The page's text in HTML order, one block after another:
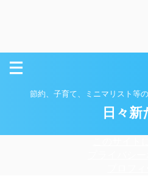
節約、子育て、ミニマリスト等
日々新